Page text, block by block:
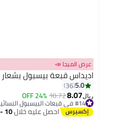
عرض الميجا 📣
اديداس قبعة بيسبول بشعار
5.0
36
ريال8.07
10.72
24% OFF
#14 في قبعات البيسبول النسائية
#14 في قبعات البيسبول النسائية احصل عليه خلال10 - 11 اغسطس